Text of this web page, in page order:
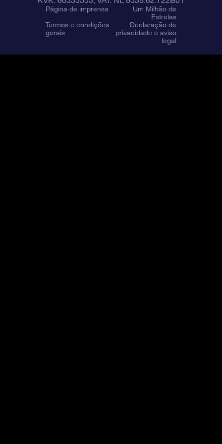
Página de imprensa
Um Milhão de
Estrelas
Termos e condições
gerais
Declaração de
privacidade e aviso
legal